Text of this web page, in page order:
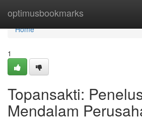
optimusbookmarks
Home
Home
1
Topansakti:
Mendalam